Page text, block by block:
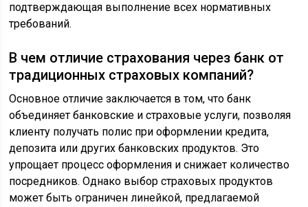
подтверждающая выполнение всех нормативных
требований.
В чем отличие страхования через банк от
традиционных страховых компаний?
Основное отличие заключается в том, что банк
объединяет банковские и страховые услуги, позволяя
клиенту получать полис при оформлении кредита,
депозита или других банковских продуктов. Это
упрощает процесс оформления и снижает количество
посредников. Однако выбор страховых продуктов
может быть ограничен линейкой, предлагаемой